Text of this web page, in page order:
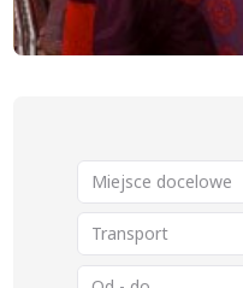
Miejsce docelowe
Transport